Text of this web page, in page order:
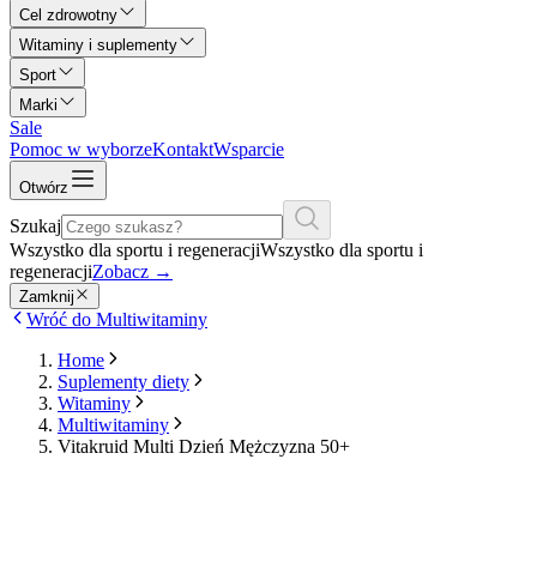
Cel zdrowotny
Witaminy i suplementy
Sport
Marki
Sale
Pomoc w wyborzeKontaktWsparcie
Otwórz
Szukaj
Wszystko dla sportu i regeneracjiWszystko dla sportu i
regeneracjiZobacz →
Zamknij
Wróć do Multiwitaminy
Home
Suplementy diety
Witaminy
Multiwitaminy
Vitakruid Multi Dzień Mężczyzna 50+